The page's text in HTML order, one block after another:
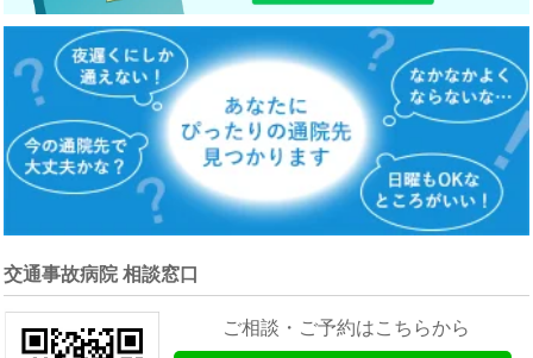
交通事故病院 相談窓口
ご相談・ご予約はこちらから